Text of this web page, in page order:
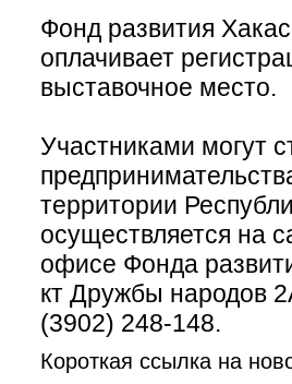
Фонд развития
оплачивает
выставочное место.
Участниками могут
территории
осуществляется на
офисе Фонда
кт Дружбы народов
(3902) 248-148.
Короткая ссылка на